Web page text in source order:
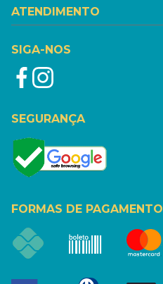
ATENDIMENTO
SIGA-NOS
SEGURANÇA
FORMAS DE PAGAMENTO